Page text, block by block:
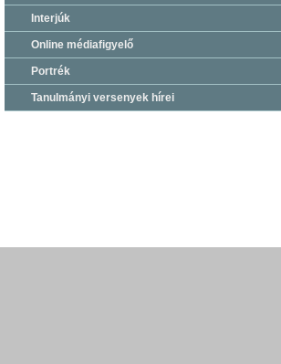
Interjúk
Online médiafigyelő
Portrék
Tanulmányi versenyek hírei